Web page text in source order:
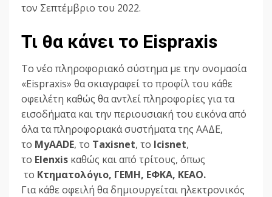
τον Σεπτέμβριο του 2022.
Τι θα κάνει το Eispraxis
Το νέο πληροφοριακό σύστημα με την ονομασία
«Eispraxis» θα σκιαγραφεί το προφίλ του κάθε
οφειλέτη καθώς θα αντλεί πληροφορίες για τα
εισοδήματα και την περιουσιακή του εικόνα από
όλα τα πληροφοριακά συστήματα της ΑΑΔΕ,
το MyAADE, το Taxisnet, το Icisnet,
το Elenxis καθώς και από τρίτους, όπως
το Κτηματολόγιο, ΓΕΜΗ, ΕΦΚΑ, ΚΕΑΟ.
Για κάθε οφειλή θα δημιουργείται ηλεκτρονικός